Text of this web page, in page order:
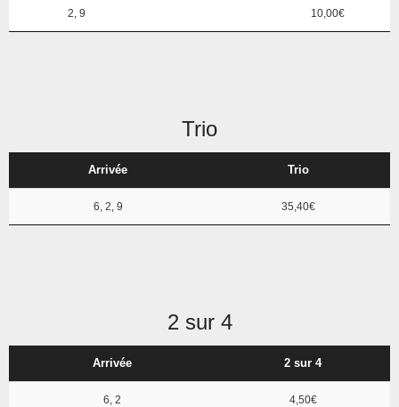
2, 9 10,00€
Trio
Arrivée Trio
6, 2, 9 35,40€
2 sur 4
Arrivée 2 sur 4
6, 2 4,50€